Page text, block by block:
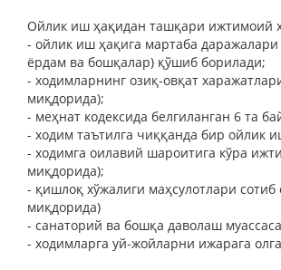
Ойлик иш ҳақидан ташқари ижтимоий
- ойлик иш ҳақига мартаба
ёрдам ва бошқалар) қўшиб борилади;
- ходимларнинг озиқ-овқат
миқдорида);
- меҳнат кодексида белгиланган 6 та
- ходим таътилга чиққанда бир ойлик
- ходимга оилавий шароитига кўра
миқдорида);
- қишлоқ хўжалиги маҳсулотлари
миқдорида)
- санаторий ва бошқа даволаш
- ходимларга уй-жойларни ижарага